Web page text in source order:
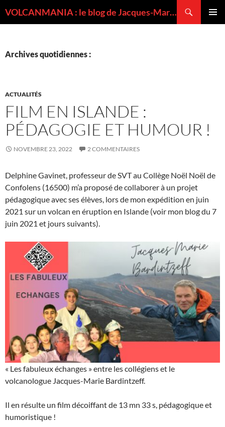
VOLCANMANIA : le blog de Jacques-Marie BARDINTZEFF, volcanologue
Archives quotidiennes :
ACTUALITÉS
FILM EN ISLANDE :
PÉDAGOGIE ET HUMOUR !
NOVEMBRE 23, 2022 2 COMMENTAIRES
Delphine Gavinet, professeur de SVT au Collège Noël Noël de
Confolens (16500) m’a proposé de collaborer à un projet
pédagogique avec ses élèves, lors de mon expédition en juin
2021 sur un volcan en éruption en Islande (voir mon blog du 7
juin 2021 et jours suivants).
« Les fabuleux échanges » entre les collégiens et le
volcanologue Jacques-Marie Bardintzeff.
Il en résulte un film décoiffant de 13 mn 33 s, pédagogique et
humoristique !